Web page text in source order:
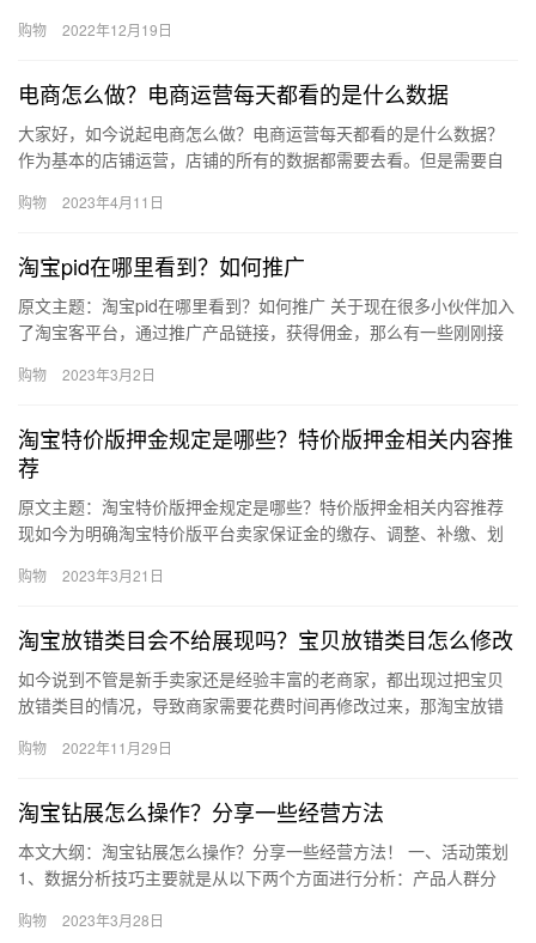
年…
购物 2022年12月19日
电商怎么做？电商运营每天都看的是什么数据
大家好，如今说起电商怎么做？电商运营每天都看的是什么数据？
作为基本的店铺运营，店铺的所有的数据都需要去看。但是需要自
体数…
购物 2023年4月11日
淘宝pid在哪里看到？如何推广
原文主题：淘宝pid在哪里看到？如何推广 关于现在很多小伙伴加入
了淘宝客平台，通过推广产品链接，获得佣金，那么有一些刚刚接
购物 2023年3月2日
淘宝特价版押金规定是哪些？特价版押金相关内容推
荐
原文主题：淘宝特价版押金规定是哪些？特价版押金相关内容推荐
现如今为明确淘宝特价版平台卖家保证金的缴存、调整、补缴、划
《淘…
购物 2023年3月21日
淘宝放错类目会不给展现吗？宝贝放错类目怎么修改
如今说到不管是新手卖家还是经验丰富的老商家，都出现过把宝贝
放错类目的情况，导致商家需要花费时间再修改过来，那淘宝放错
放错类…
购物 2022年11月29日
淘宝钻展怎么操作？分享一些经营方法
本文大纲：淘宝钻展怎么操作？分享一些经营方法！ 一、活动策划
1、数据分析技巧主要就是从以下两个方面进行分析：产品人群分
的时…
购物 2023年3月28日